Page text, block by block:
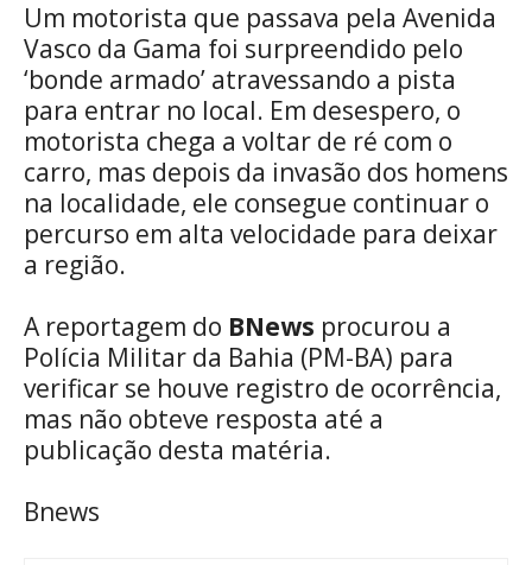
Um motorista que passava pela Avenida
Vasco da Gama foi surpreendido pelo
‘bonde armado’ atravessando a pista
para entrar no local. Em desespero, o
motorista chega a voltar de ré com o
carro, mas depois da invasão dos homens
na localidade, ele consegue continuar o
percurso em alta velocidade para deixar
a região.
A reportagem do BNews procurou a
Polícia Militar da Bahia (PM-BA) para
verificar se houve registro de ocorrência,
mas não obteve resposta até a
publicação desta matéria.
Bnews